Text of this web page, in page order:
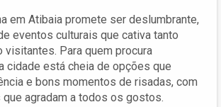
em Atibaia promete ser deslumbrante,
eventos culturais que cativa tanto
Para quem procura
cidade está cheia de opções que
e bons momentos de risadas, com
agradam a todos os gostos.